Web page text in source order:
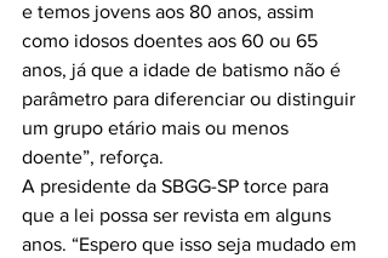
e temos jovens aos 80 anos, assim
como idosos doentes aos 60 ou 65
anos, já que a idade de batismo não é
parâmetro para diferenciar ou distinguir
um grupo etário mais ou menos
doente”, reforça.
A presidente da SBGG-SP torce para
que a lei possa ser revista em alguns
anos. “Espero que isso seja mudado em